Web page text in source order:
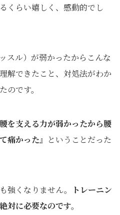
くらい嬉しく、感動的でし
スル）が弱かったからこんな
解できたこと、対処法がわか
のです。
腰を支える力が弱かったから腰
痛かった』 ということだった
強くなりません。
トレーニン
対に必要なのです。